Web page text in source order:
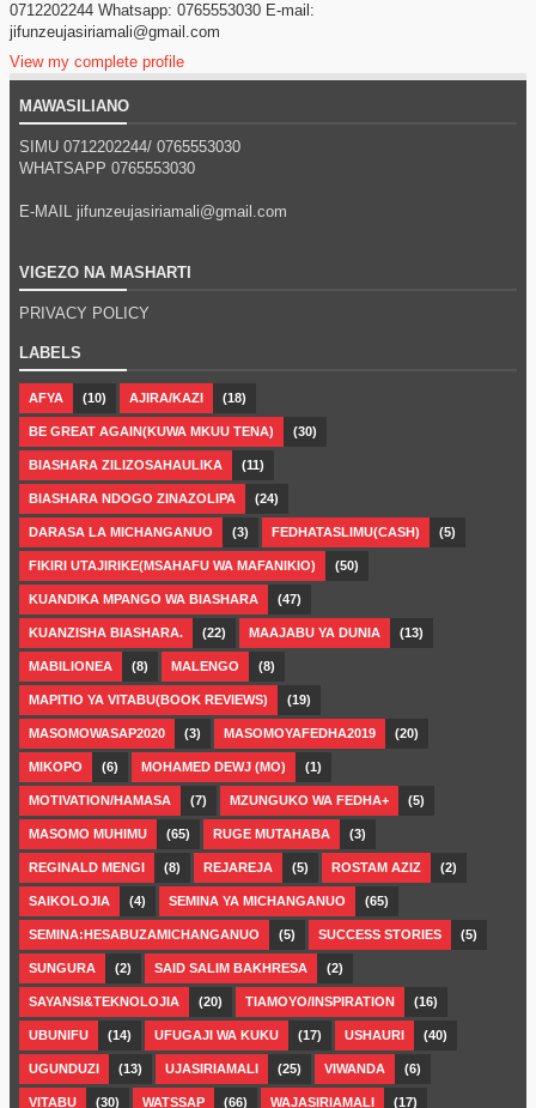
0712202244 Whatsapp: 0765553030 E-mail:
jifunzeujasiriamali@gmail.com
View my complete profile
MAWASILIANO
SIMU 0712202244/ 0765553030
WHATSAPP 0765553030
E-MAIL jifunzeujasiriamali@gmail.com
VIGEZO NA MASHARTI
PRIVACY POLICY
LABELS
AFYA (10) AJIRA/KAZI (18)
BE GREAT AGAIN(KUWA MKUU TENA) (30)
BIASHARA ZILIZOSAHAULIKA (11)
BIASHARA NDOGO ZINAZOLIPA (24)
DARASA LA MICHANGANUO (3) FEDHATASLIMU(CASH) (5)
FIKIRI UTAJIRIKE(MSAHAFU WA MAFANIKIO) (50)
KUANDIKA MPANGO WA BIASHARA (47)
KUANZISHA BIASHARA. (22) MAAJABU YA DUNIA (13)
MABILIONEA (8) MALENGO (8)
MAPITIO YA VITABU(BOOK REVIEWS) (19)
MASOMOWASAP2020 (3) MASOMOYAFEDHA2019 (20)
MIKOPO (6) MOHAMED DEWJ (MO) (1)
MOTIVATION/HAMASA (7) MZUNGUKO WA FEDHA+ (5)
MASOMO MUHIMU (65) RUGE MUTAHABA (3)
REGINALD MENGI (8) REJAREJA (5) ROSTAM AZIZ (2)
SAIKOLOJIA (4) SEMINA YA MICHANGANUO (65)
SEMINA:HESABUZAMICHANGANUO (5) SUCCESS STORIES (5)
SUNGURA (2) SAID SALIM BAKHRESA (2)
SAYANSI&TEKNOLOJIA (20) TIAMOYO/INSPIRATION (16)
UBUNIFU (14) UFUGAJI WA KUKU (17) USHAURI (40)
UGUNDUZI (13) UJASIRIAMALI (25) VIWANDA (6)
VITABU (30) WATSSAP (66) WAJASIRIAMALI (17)